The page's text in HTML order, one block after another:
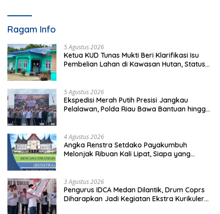
Ragam Info
5 Agustus 2026
Ketua KUD Tunas Mukti Beri Klarifikasi Isu
Pembelian Lahan di Kawasan Hutan, Status
5 Agustus 2026
Ekspedisi Merah Putih Presisi Jangkau
Pelalawan, Polda Riau Bawa Bantuan hingga
4 Agustus 2026
Angka Renstra Setdako Payakumbuh
Melonjak Ribuan Kali Lipat, Siapa yang
3 Agustus 2026
Pengurus IDCA Medan Dilantik, Drum Coprs
Diharapkan Jadi Kegiatan Ekstra Kurikuler